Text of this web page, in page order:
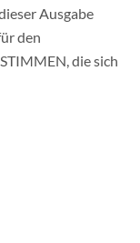
Ausgabe
den
die sich